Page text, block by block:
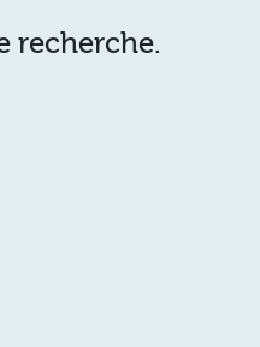
recherche.